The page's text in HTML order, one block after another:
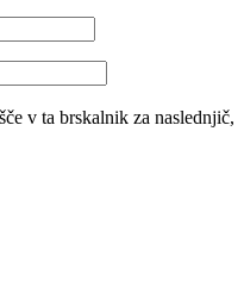
v ta brskalnik za naslednjič,